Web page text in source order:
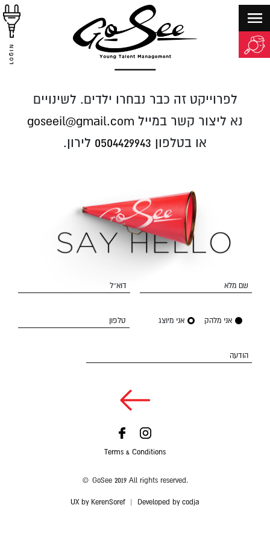
LOGIN
לפרוייקט זה כבר נבחרו ילדים. לשינויים
נא ליצור קשר במייל goseeil@gmail.com
או בטלפון 0504429943 לירון.
שם מלא דוא״ל
אני מלהק אני מיוצג טלפון
הודעה
Terms & Conditions
© GoSee 2019 All rights reserved.
UX by KerenSoref | Developed by codja